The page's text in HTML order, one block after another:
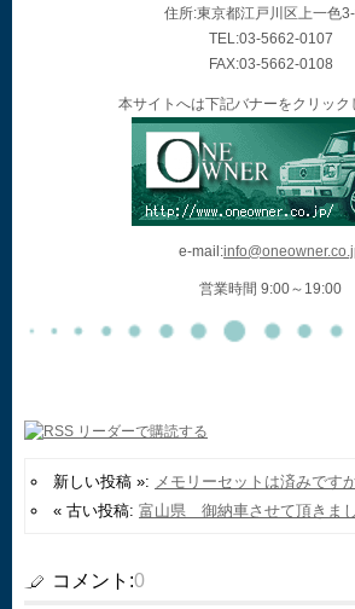
住所:東京都江戸川区上一色
TEL:03-5662-0107
FAX:03-5662-0108
本サイトへは下記バナーをクリック
e-mail:
営業時間 9:00～19:00
新しい投稿 »: メモリーセットは済みです
« 古い投稿: 富山県 御納車させて頂きま
コメント:0